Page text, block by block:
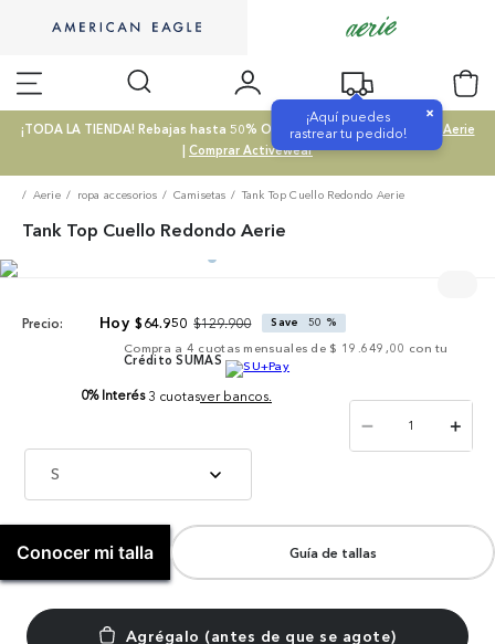
¡Aquí puedes
rastrear tu pedido!
×
¡TODA LA TIENDA! Rebajas hasta 50% OFF |Comprar SALE|Comprar Aerie
| Comprar Activewear
Aerie ropa accesorios Camisetas Tank Top Cuello Redondo Aerie
Tank Top Cuello Redondo Aerie
Precio: $64.950 $129.900 Save 50 %
Compra a 4 cuotas mensuales de $ 19.649,00 con tu
Crédito SUMAS
0% Interés 3 cuotasver bancos.
S
＋
－
Conocer mi talla Guía de tallas